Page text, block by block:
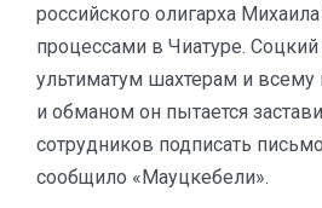
российского олигарха
процессами в Чиатуре. Соцкий
ультиматум шахтерам и
и обманом он пытается
сотрудников подписать
сообщило «Мауцкебели».